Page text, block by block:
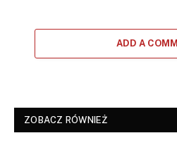
ADD A
ZOBACZ RÓWNIEŻ